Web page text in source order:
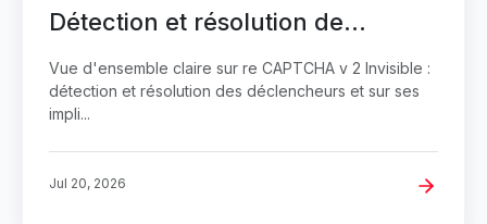
Détection et résolution de
déclencheurs
Vue d'ensemble claire sur re CAPTCHA v 2 Invisible :
détection et résolution des déclencheurs et sur ses
impli...
Jul 20, 2026